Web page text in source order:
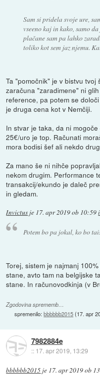
Sam si pridela svoje ure,
vseeno kaj in kako, samo
plačane sam pa lahko
toliko kot sem jaz njemu.
Ta "pomočnik" je v bistvu
zaračuna "zaradimene" ni
reference, pa potem se
je druga cena kot v Nemčiji.
In stvar je taka, da ni
25€/uro je top. Računati
mora bodisi šef ali nekdo
Za mano še ni nihče
nekom drugim. Performance
transakcij/ekundo je daleč
in gledam.
Invictus je 17. apr 2019 ob 10:59
Potem bo pa jokal, ko bo
Torej, sistem je najmanj
stane, avto tam na belgijske
stane. In računovodkinja (v
Zgodovina sprememb…
spremenilo:bbbbbb2015(17. apr
7982884e
:: 17. apr 2019, 13:29
bbbbbb2015 je 17. apr 2019 ob